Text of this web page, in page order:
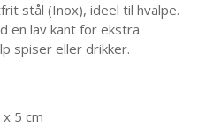
stål (Inox), ideel til hvalpe.
en lav kant for ekstra
spiser eller drikker.
5 cm